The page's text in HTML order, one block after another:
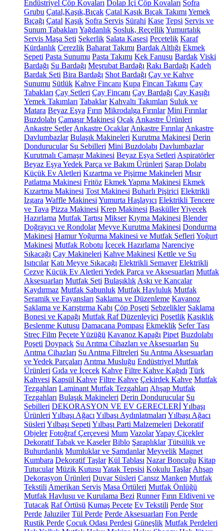
Endüstriyel Çöp Kovaları Dolap İçi Çöp Kovaları Sofra
Grubu Çatal,Kaşık,Bıçak Çatal Kaşık Bıçak Takımı Yemek
Bıçağı Çatal Kaşık Sofra Servis Sürahi Kase Tepsi Servis ve
Sunum Tabakları Yağdanlık Sosluk, ReçellikYumurtalık
Servis Maşa Seti Şekerlik Salata Kasesi Peçetelik Karaf
Kürdanlık Çerezlik Baharat Takımı Bardak Altlığı Ekmek
Sepeti Pasta Sunumu Pasta Takımı Kek Fanusu Bardak Viski
Bardağı Su Bardağı Meşrubat Bardağı Rakı Bardağı Kadeh
Bardak Seti Bira Bardağı Shot Bardağı Çay ve Kahve
Sunumu Sütlük Kahve Fincanı Kupa Fincan Takımı Çay
Tabakları Çay Setleri Çay Fincanı Çay Bardağı Çay Kaşığı
Yemek Takımları Tabaklar Kahvaltı Takımları Suluk ve
Matara Beyaz Eşya Fırın Mikrodalga Fırınlar Mini Fırınlar
Buzdolabı Çamaşır Makinesi Ocak Ankastre Ürünleri
Ankastre Setler Ankastre Ocaklar Ankastre Fırınlar Ankastre
Davlumbazlar Bulaşık Makineleri Kurutma Makinesi Derin
Dondurucular Su Sebilleri Mini Buzdolabı Davlumbazlar
Kurutmalı Çamaşır Makinesi Beyaz Eşya Setleri Aspiratörler
Beyaz Eşya Yedek Parça ve Bakım Ürünleri Şarap Dolabı
Küçük Ev Aletleri Kızartma ve Pişirme Makineleri Mısır
Patlatma Makinesi Fritöz Ekmek Yapma Makinesi Ekmek
Kızartma Makinesi Tost Makinesi Buharlı Pişirici Elektrikli
Izgara Waffle Makinesi Yumurta Haşlayıcı Elektrikli Tencere
ve Tava Pizza Makinesi Krep Makinesi BasküllerYiyecek
Hazırlama Mutfak Tartısı Mikser Kıyma Makinesi Blender
Doğrayıcı ve Rondolar Meyve Kurutma Makinesi Dondurma
Makinesi Hamur Yoğurma Makinesi ve Mutfak Şefleri Yoğurt
Makinesi Mutfak Robotu İçecek Hazırlama Narenciye
Sıkacağı Çay Makineleri Kahve Makinesi Kettle ve Su
Isıtıcılar Katı Meyve Sıkacağı Elektrikli Semaver Elektrikli
Cezve Küçük Ev Aletleri Yedek Parça ve Aksesuarları Mutfak
Aksesuarları Mutfak Seti Bulaşıklık Askı ve Kancalar
Kaydırmaz Mutfak Sabunluk Mutfak Havluluk Mutfak
Seramik ve Fayansları Saklama ve Düzenleme Kavanoz
Saklama ve Karıştırma Kabı Çöp Poşeti Sebzelikler Saklama
Bonesi ve Kapağı Mutfak Raf Düzenleyici Poşetlik Kaşıklık
Beslenme Kutusu Damacana Pompası Ekmeklik Sefer Tası
Streç Film Peçete Yüzüğü Kavanoz Kapağı Pipet Buzdolabı
Poşeti Doypack Su Arıtma Cihazları ve Aksesuarları Su
Arıtma Cihazları Su Arıtma Filtreleri Su Arıtma Aksesuarları
ve Yedek Parçaları Arıtma Musluğu Endüstriyel Mutfak
Ürünleri Gıda ve İçecek Kahve Filtre Kahve Kağıdı Türk
Kahvesi Kapsül Kahve Filtre Kahve Çekirdek Kahve Mutfak
Tezgahları Laminant Mutfak Tezgahları Ahşap Mutfak
Tezgahları Bulaşık Makineleri Derin Dondurucular Su
Sebilleri DEKORASYON VE EV GEREÇLERİYılbaşı
Ürünleri Yılbaşı Ağacı Yılbaşı Aydınlatmaları Yılbaşı Ağacı
Süsleri Yılbaşı Sepeti Yılbaşı Parti Malzemeleri Dekoratif
Objeler Fotoğraf Çerçevesi Mum VazolarYapay Çiçekler
Dekoratif Tabak ve Kaseler Biblo Şaraplıklar Tütsülük ve
Buhurdanlık Mumluklar ve Şamdanlar Meyvelik Magnet
Kumbara Dekoratif Taşlar Kül Tablası Nazar Boncuğu Kitap
Tutucular Müzik Kutusu Yatak Tepsisi Kokulu Taşlar Ahşap
Dekorasyon Ürünleri Duvar Süsleri Cansız Manken Mutfak
Tekstili Amerikan Servis Masa Örtüleri Mutfak Önlüğü
Mutfak Havlusu ve Kurulama Bezi Runner Fırın Eldiveni ve
Tutacak Raf Örtüsü Kumaş Peçete Ev Tekstili Perde Stor
Perde Jaluziler Tül Perde Perde Aksesuarları Fon Perde
Rustik Perde Çocuk Odası Perdesi Güneşlik Mutfak Perdeleri